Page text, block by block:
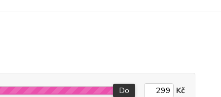
Do Kč